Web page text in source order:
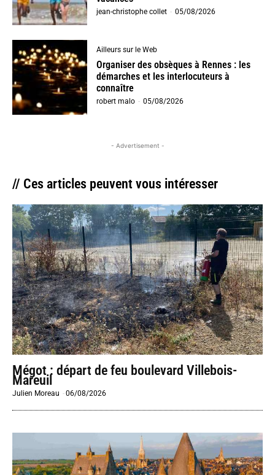
jean-christophe collet - 05/08/2026
Ailleurs sur le Web
Organiser des obsèques à Rennes : les
démarches et les interlocuteurs à
connaître
robert malo - 05/08/2026
- Advertisement -
// Ces articles peuvent vous intéresser
Mégot : départ de feu boulevard Villebois-
Mareuil
Julien Moreau -06/08/2026